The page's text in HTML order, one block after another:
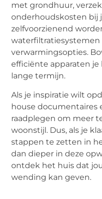
met grondhuur,
onderhoudskosten bij
zelfvoorzienend
waterfiltratiesystemen
verwarmingsopties.
efficiënte apparaten
lange termijn.
Als je inspiratie wilt
house documentaires
raadplegen om meer
woonstijl. Dus, als je
stappen te zetten in
dan dieper in deze
ontdek het huis dat
wending kan geven.